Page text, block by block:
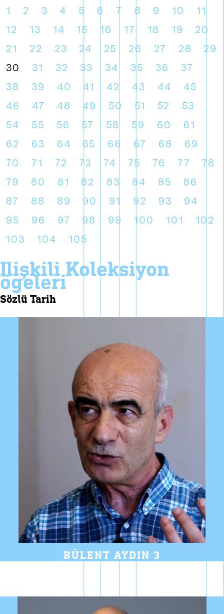
1 2 3 4 5 6 7 8 9 10
11
12
13 14 15 16 17 18 19
20
21
22 23 24 25 26 27 28
29
30
31 32 33 34 35 36
37
38
39 40 41 42 43 44
45
46
47 48 49 50 51 52
53
54
55 56 57 58 59 60
61
62
63 64 65 66 67 68
69
70
71 72 73 74 75 76 77
78
79
80 81 82 83 84 85
86
87
88 89 90 91 92 93
94
95
96 97 98 99 100 101
102
103
104 105
i̇lişkili koleksiyon
ögeleri
sözlü tarih
BÜLENT AYDIN 3